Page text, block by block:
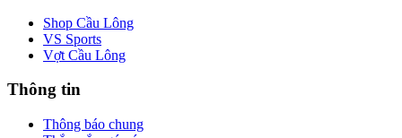
Shop Cầu Lông
VS Sports
Vợt Cầu Lông
Thông tin
Thông báo chung